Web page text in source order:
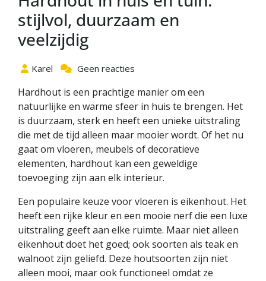
stijlvol, duurzaam en
veelzijdig
Karel Geen reacties
Hardhout is een prachtige manier om een
natuurlijke en warme sfeer in huis te brengen. Het
is duurzaam, sterk en heeft een unieke uitstraling
die met de tijd alleen maar mooier wordt. Of het nu
gaat om vloeren, meubels of decoratieve
elementen, hardhout kan een geweldige
toevoeging zijn aan elk interieur.
Een populaire keuze voor vloeren is eikenhout. Het
heeft een rijke kleur en een mooie nerf die een luxe
uitstraling geeft aan elke ruimte. Maar niet alleen
eikenhout doet het goed; ook soorten als teak en
walnoot zijn geliefd. Deze houtsoorten zijn niet
alleen mooi, maar ook functioneel omdat ze